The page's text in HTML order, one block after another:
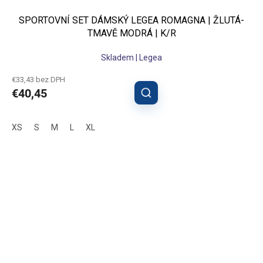
SPORTOVNÍ SET DÁMSKÝ LEGEA ROMAGNA | ŽLUTÁ-
TMAVĚ MODRÁ | K/R
Skladem | Legea
€33,43 bez DPH
€40,45
XS S M XL